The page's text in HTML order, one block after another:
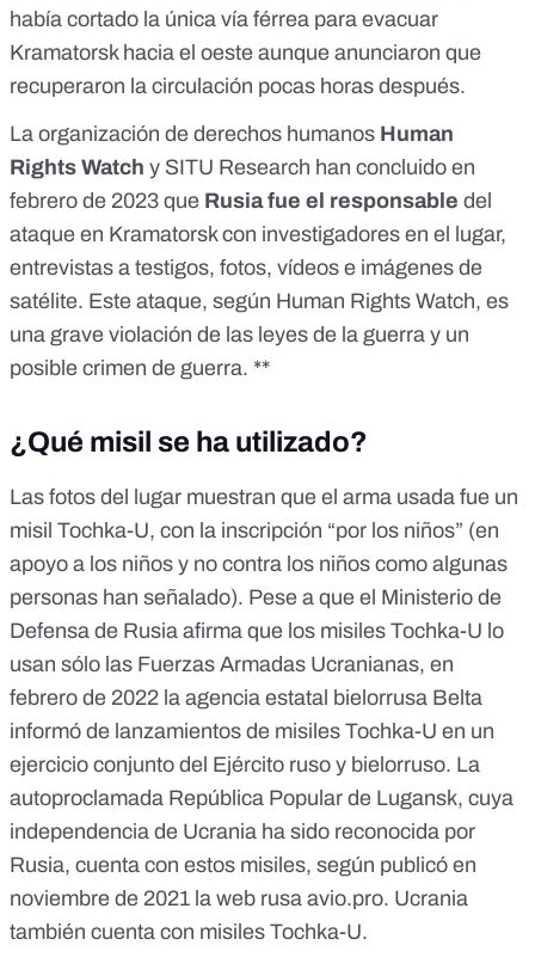
había cortado la única vía férrea para evacuar
Kramatorsk hacia el oeste aunque anunciaron que
recuperaron la circulación pocas horas después.
La organización de derechos humanos Human
Rights Watch y SITU Research han concluido en
febrero de 2023 que Rusia fue el responsable del
ataque en Kramatorsk con investigadores en el lugar,
entrevistas a testigos, fotos, vídeos e imágenes de
satélite. Este ataque, según Human Rights Watch, es
una grave violación de las leyes de la guerra y un
posible crimen de guerra. **
¿Qué misil se ha utilizado?
Las fotos del lugar muestran que el arma usada fue un
misil Tochka-U, con la inscripción “por los niños” (en
apoyo a los niños y no contra los niños como algunas
personas han señalado). Pese a que el Ministerio de
Defensa de Rusia afirma que los misiles Tochka-U lo
usan sólo las Fuerzas Armadas Ucranianas, en
febrero de 2022 la agencia estatal bielorrusa Belta
informó de lanzamientos de misiles Tochka-U en un
ejercicio conjunto del Ejército ruso y bielorruso. La
autoproclamada República Popular de Lugansk, cuya
independencia de Ucrania ha sido reconocida por
Rusia, cuenta con estos misiles, según publicó en
noviembre de 2021 la web rusa avio.pro. Ucrania
también cuenta con misiles Tochka-U.